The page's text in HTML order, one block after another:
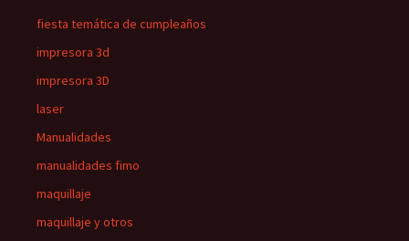
fiesta temática de cumpleaños
impresora 3d
impresora 3D
laser
Manualidades
manualidades fimo
maquillaje
maquillaje y otros